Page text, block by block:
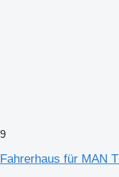
9
Fahrerhaus für MAN